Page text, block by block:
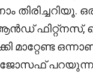
ഫിറ്റ്നസ്,
മാറ്റേണ്ട
ജോസഫ്